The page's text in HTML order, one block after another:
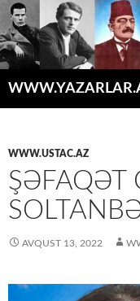
WWW.USTAC.AZ
ŞƏFAQƏT
AVQUST 13, 2022